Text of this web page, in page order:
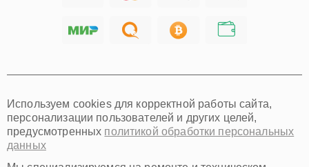
Хабаровск
Омск
Красноярск
Пермь
Ульяновск
Используем cookies для корректной работы сайта,
персонализации пользователей и других целей,
предусмотренных политикой обработки персональных
данных